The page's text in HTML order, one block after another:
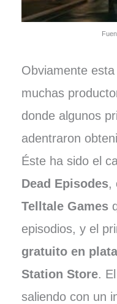
Obviamente
muchas
donde algunos
adentraron
Éste ha sido el
Dead Episodes,
Telltale Games
episodios, y el
gratuito en
Station Store.
saliendo con un